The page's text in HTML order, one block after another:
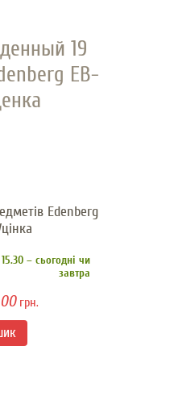
Edenberg
– сьогодні чи
завтра
грн.